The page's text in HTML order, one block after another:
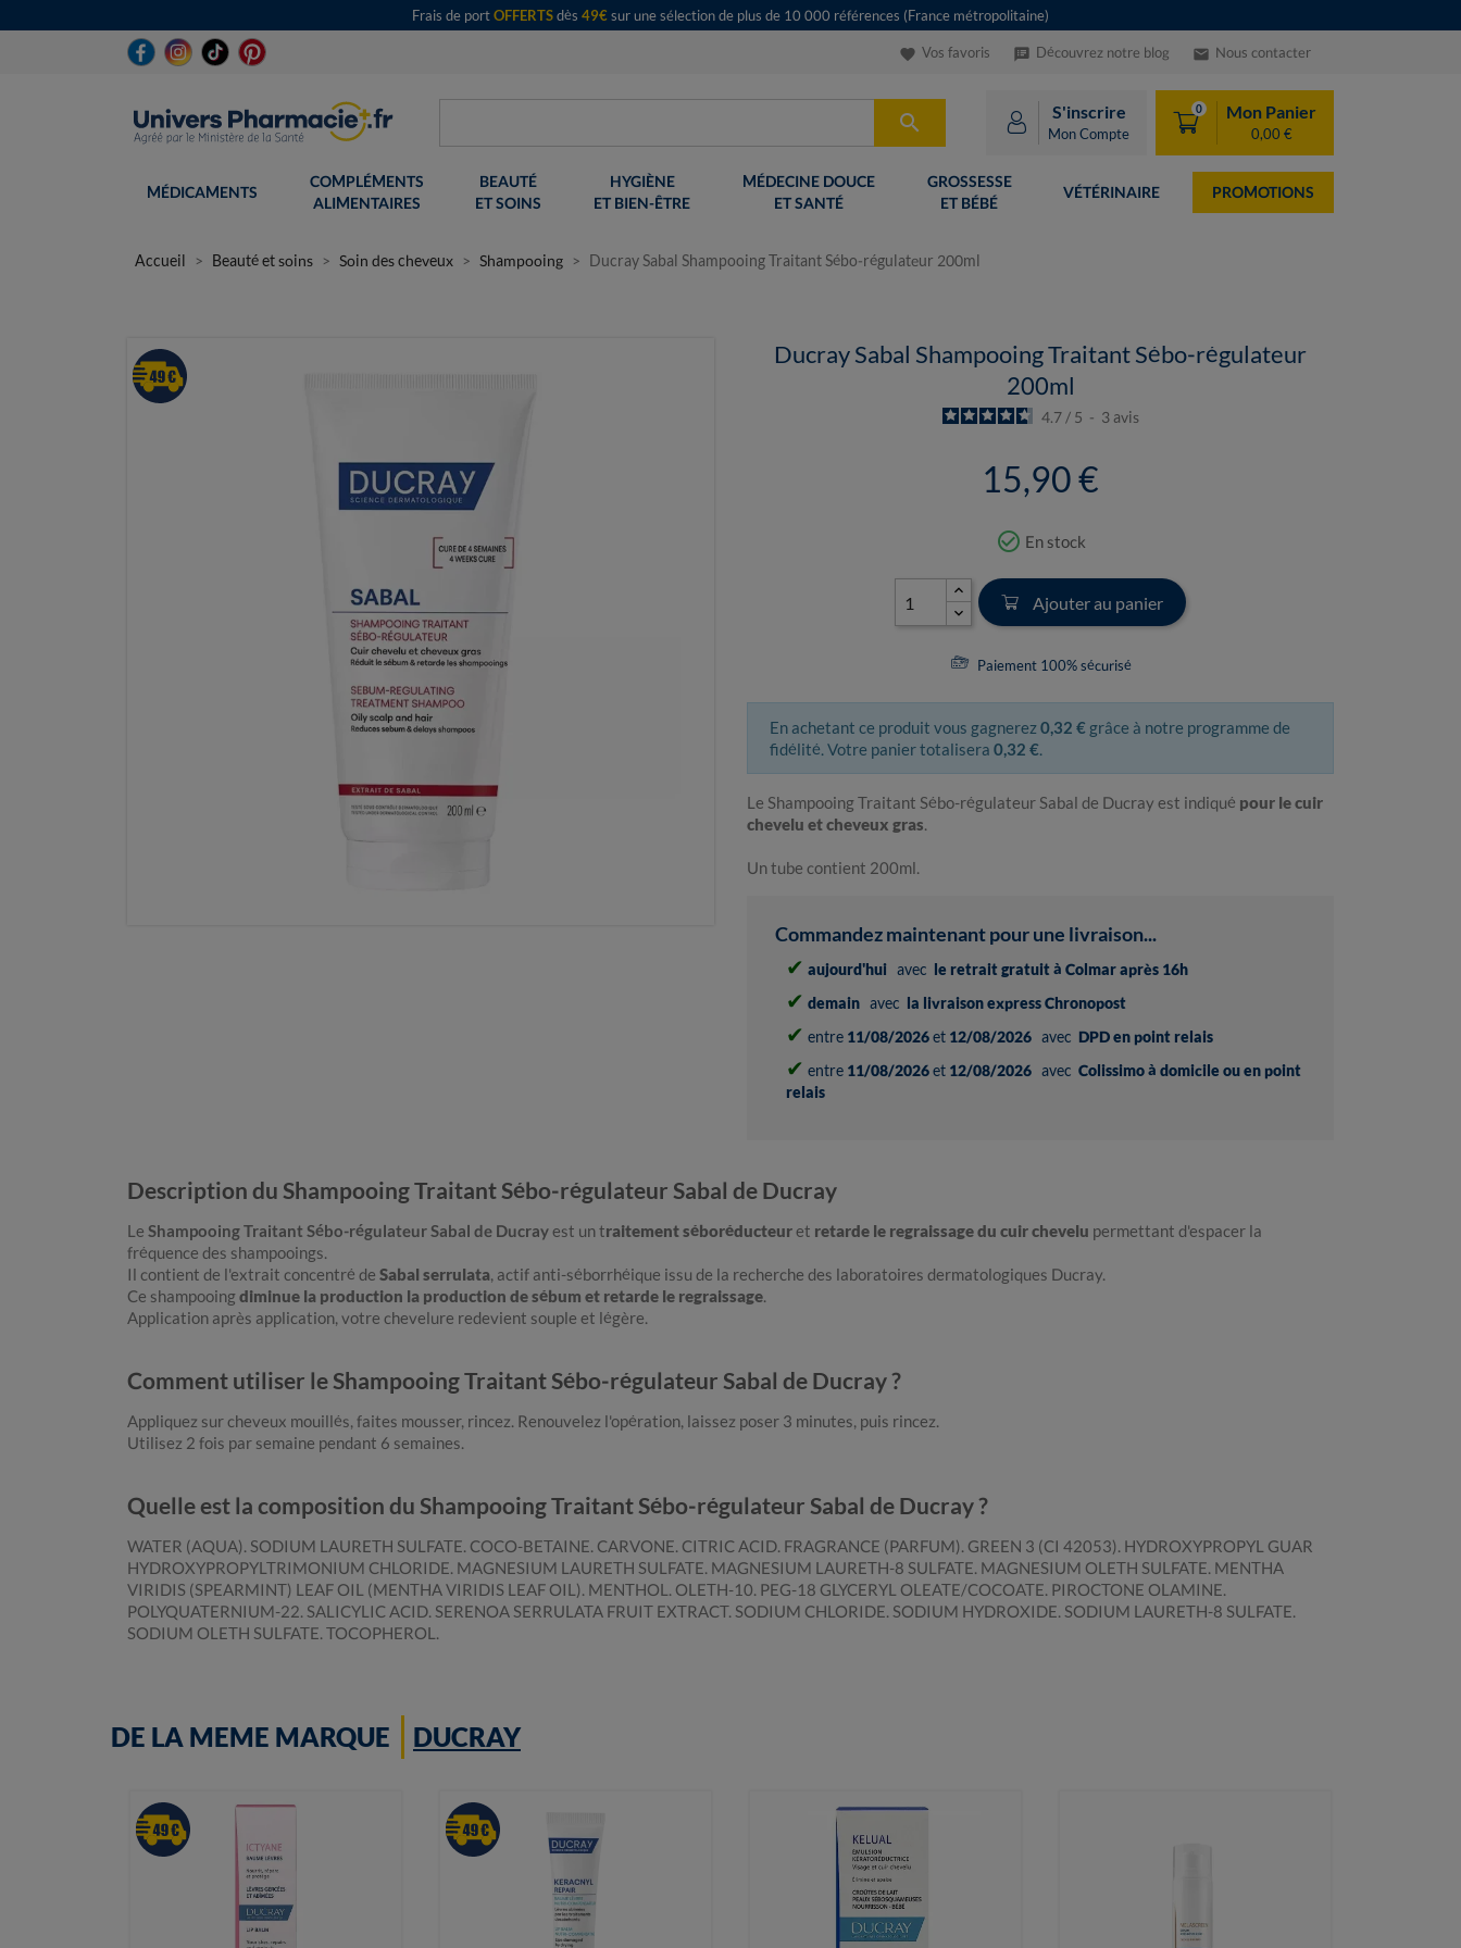
Frais de portOFFERTSdès 49€sur une sélection de plus de 10 000 références (France métropolitaine)
favorite Vos favoris speaker_notes Découvrez notre blog email Nous contacter
 S'inscrire
Mon Compte
0 Mon Panier
0,00 €
MÉDICAMENTS
COMPLÉMENTS
ALIMENTAIRES
BEAUTÉ
ET SOINS
HYGIÈNE
ET BIEN-ÊTRE
MÉDECINE DOUCE
ET SANTÉ
GROSSESSE
ET BÉBÉ
VÉTÉRINAIRE PROMOTIONS
Accueil Beauté et soins Soin des cheveux Shampooing Ducray Sabal Shampooing Traitant Sébo-régulateur 200ml
Ducray Sabal Shampooing Traitant Sébo-régulateur
200ml
4.7 / 5 - 3 avis
15,90 €
check_circle_outline En stock
Ajouter au panier
Paiement 100% sécurisé
En achetant ce produit vous gagnerez0,32 € grâce à notre programme de
fidélité. Votre panier totalisera 0,32 €.
Le Shampooing Traitant Sébo-régulateur Sabal de Ducray est indiqué pour le cuir
chevelu et cheveux gras.
Un tube contient 200ml.
Commandez maintenant pour une livraison...
✔ aujourd'hui avec le retrait gratuit à Colmar après 16h
✔ demain avec la livraison express Chronopost
✔ entre 11/08/2026et 12/08/2026 avec DPD en point relais
✔ entre 11/08/2026et 12/08/2026 avec Colissimo à domicile ou en point
relais
Description du Shampooing Traitant Sébo-régulateur Sabal de Ducray
Le Shampooing Traitant Sébo-régulateur Sabal de Ducrayest un traitement séboréducteuret retarde le regraissage du cuir chevelu permettant d'espacer la
fréquence des shampooings.
Il contient de l'extrait concentré de Sabal serrulata, actif anti-séborrhéique issu de la recherche des laboratoires dermatologiques Ducray.
Ce shampooingdiminue la production la production de sébum et retarde le regraissage.
Application après application, votre chevelure redevient souple et légère.
Comment utiliser le Shampooing Traitant Sébo-régulateur Sabal de Ducray ?
Appliquez sur cheveux mouillés, faites mousser, rincez. Renouvelez l'opération, laissez poser 3 minutes, puis rincez.
Utilisez 2 fois par semaine pendant 6 semaines.
Quelle est la composition du Shampooing Traitant Sébo-régulateur Sabal de Ducray ?
WATER (AQUA). SODIUM LAURETH SULFATE. COCO-BETAINE. CARVONE. CITRIC ACID. FRAGRANCE (PARFUM). GREEN 3 (CI 42053). HYDROXYPROPYL GUAR
HYDROXYPROPYLTRIMONIUM CHLORIDE. MAGNESIUM LAURETH SULFATE. MAGNESIUM LAURETH-8 SULFATE. MAGNESIUM OLETH SULFATE. MENTHA
VIRIDIS (SPEARMINT) LEAF OIL (MENTHA VIRIDIS LEAF OIL). MENTHOL. OLETH-10. PEG-18 GLYCERYL OLEATE/COCOATE. PIROCTONE OLAMINE.
POLYQUATERNIUM-22. SALICYLIC ACID. SERENOA SERRULATA FRUIT EXTRACT. SODIUM CHLORIDE. SODIUM HYDROXIDE. SODIUM LAURETH-8 SULFATE.
SODIUM OLETH SULFATE. TOCOPHEROL.
DE LA MEME MARQUE DUCRAY